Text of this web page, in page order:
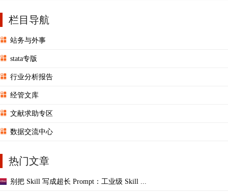
栏目导航
站务与外事
stata专版
行业分析报告
经管文库
文献求助专区
数据交流中心
热门文章
别把 Skill 写成超长 Prompt：工业级 Skill ...